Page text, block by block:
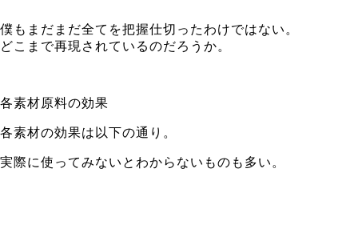
僕もまだまだ全てを把握仕切ったわけではない。
どこまで再現されているのだろうか。
各素材原料の効果
各素材の効果は以下の通り。
実際に使ってみないとわからないものも多い。